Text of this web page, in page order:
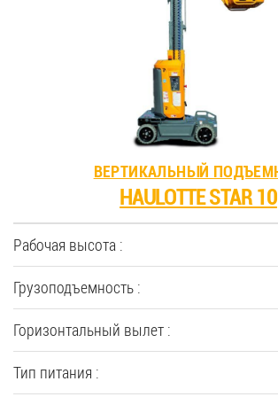
ВЕРТИКАЛЬНЫЙ
HAULOTTE STAR 10
Рабочая высота :
Грузоподъемность :
Горизонтальный вылет :
Тип питания :